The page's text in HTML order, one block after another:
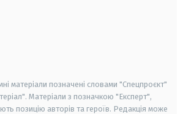
матеріали позначені словами "Спецпроєкт"
Матеріали з позначкою "Експерт",
позицію авторів та героїв. Редакція може